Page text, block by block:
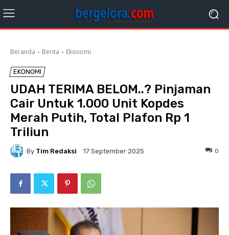
Beranda Berita Ekonomi
EKONOMI
UDAH TERIMA BELOM..? Pinjaman
Cair Untuk 1.000 Unit Kopdes
Merah Putih, Total Plafon Rp 1
Triliun
By Tim Redaksi 17 September 2025 0